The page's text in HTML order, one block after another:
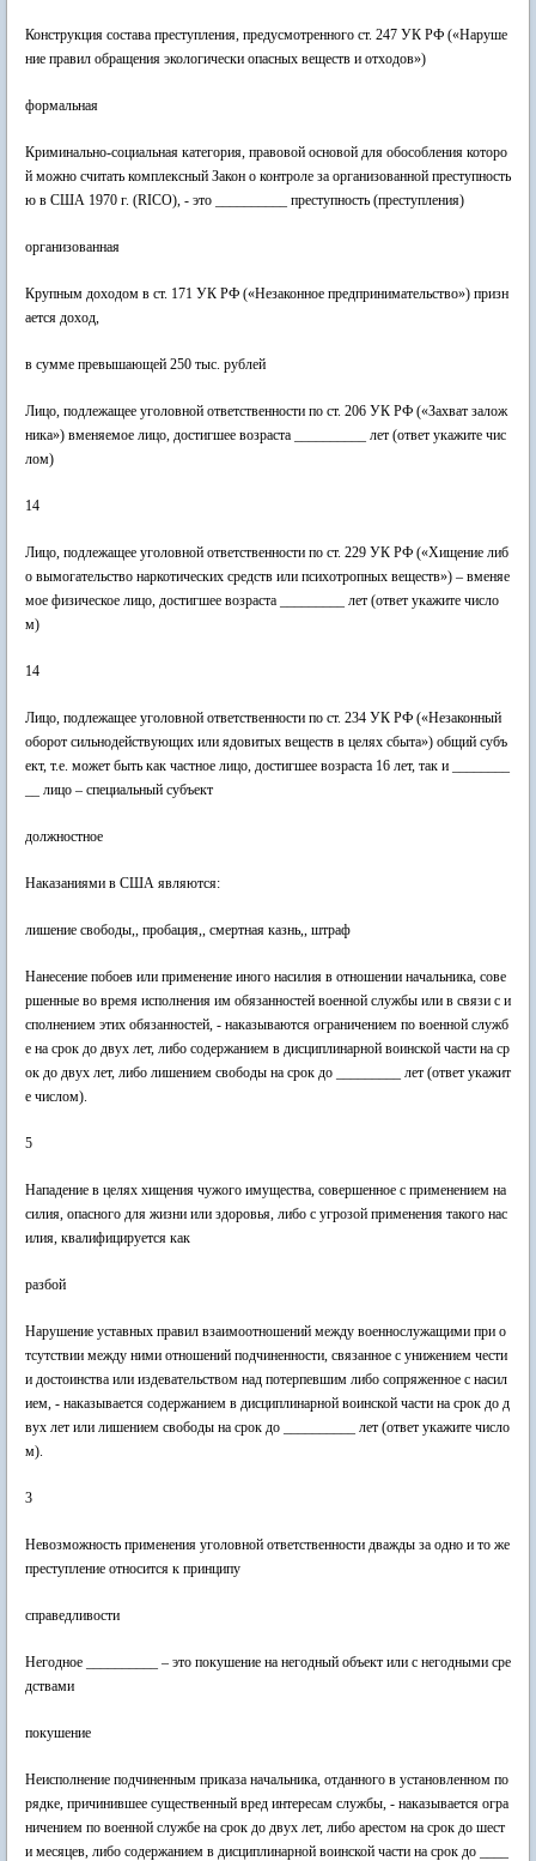
Конструкция состава преступления, предусмотренного ст. 247 УК РФ («Наруше
ние правил обращения экологически опасных веществ и отходов»)
формальная
Криминально-социальная категория, правовой основой для обособления которо
й можно считать комплексный Закон о контроле за организованной преступность
ю в США 1970 г. (RICO), - это __________ преступность (преступления)
организованная
Крупным доходом в ст. 171 УК РФ («Незаконное предпринимательство») призн
ается доход,
в сумме превышающей 250 тыс. рублей
Лицо, подлежащее уголовной ответственности по ст. 206 УК РФ («Захват залож
ника») вменяемое лицо, достигшее возраста __________ лет (ответ укажите чис
лом)
14
Лицо, подлежащее уголовной ответственности по ст. 229 УК РФ («Хищение либ
о вымогательство наркотических средств или психотропных веществ») – вменяе
мое физическое лицо, достигшее возраста _________ лет (ответ укажите число
м)
14
Лицо, подлежащее уголовной ответственности по ст. 234 УК РФ («Незаконный
оборот сильнодействующих или ядовитых веществ в целях сбыта») общий субъ
ект, т.е. может быть как частное лицо, достигшее возраста 16 лет, так и ________
__ лицо – специальный субъект
должностное
Наказаниями в США являются:
лишение свободы,, пробация,, смертная казнь,, штраф
Нанесение побоев или применение иного насилия в отношении начальника, сове
ршенные во время исполнения им обязанностей военной службы или в связи с и
сполнением этих обязанностей, - наказываются ограничением по военной служб
е на срок до двух лет, либо содержанием в дисциплинарной воинской части на ср
ок до двух лет, либо лишением свободы на срок до _________ лет (ответ укажит
е числом).
5
Нападение в целях хищения чужого имущества, совершенное с применением на
силия, опасного для жизни или здоровья, либо с угрозой применения такого нас
илия, квалифицируется как
разбой
Нарушение уставных правил взаимоотношений между военнослужащими при о
тсутствии между ними отношений подчиненности, связанное с унижением чести
и достоинства или издевательством над потерпевшим либо сопряженное с насил
ием, - наказывается содержанием в дисциплинарной воинской части на срок до д
вух лет или лишением свободы на срок до __________ лет (ответ укажите число
м).
3
Невозможность применения уголовной ответственности дважды за одно и то же
преступление относится к принципу
справедливости
Негодное __________ – это покушение на негодный объект или с негодными сре
дствами
покушение
Неисполнение подчиненным приказа начальника, отданного в установленном по
рядке, причинившее существенный вред интересам службы, - наказывается огра
ничением по военной службе на срок до двух лет, либо арестом на срок до шест
и месяцев, либо содержанием в дисциплинарной воинской части на срок до ____